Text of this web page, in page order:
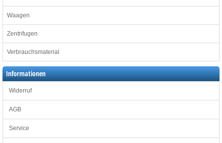
Waagen
Zentrifugen
Verbrauchsmaterial
Informationen
Widerruf
AGB
Service